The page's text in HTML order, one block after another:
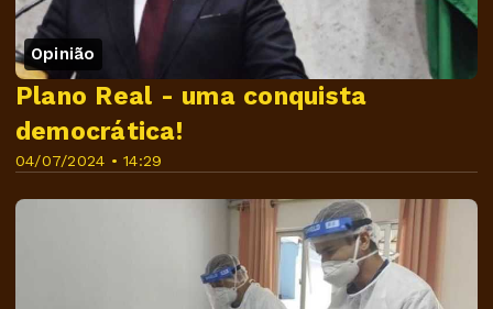
Opinião
04/07/2024 • 14:29
Plano Real - uma conquista
democrática!